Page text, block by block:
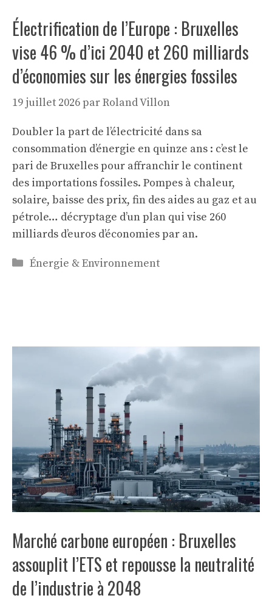
Électrification de l’Europe : Bruxelles
vise 46 % d’ici 2040 et 260 milliards
d’économies sur les énergies fossiles
19 juillet 2026parRoland Villon
Doubler la part de l’électricité dans sa
consommation d’énergie en quinze ans : c’est le
pari de Bruxelles pour affranchir le continent
des importations fossiles. Pompes à chaleur,
solaire, baisse des prix, fin des aides au gaz et au
pétrole… décryptage d’un plan qui vise 260
milliards d’euros d’économies par an.
Catégories
Énergie & Environnement
Marché carbone européen : Bruxelles
assouplit l’ETS et repousse la neutralité
de l’industrie à 2048